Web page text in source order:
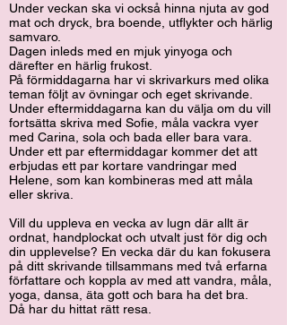
Under veckan ska vi också hinna njuta av god
mat och dryck, bra boende, utflykter och härlig
samvaro.
Dagen inleds med en mjuk yinyoga och
därefter en härlig frukost.
På förmiddagarna har vi skrivarkurs med olika
teman följt av övningar och eget skrivande.
Under eftermiddagarna kan du välja om du vill
fortsätta skriva med Sofie, måla vackra vyer
med Carina, sola och bada eller bara vara.
Under ett par eftermiddagar kommer det att
erbjudas ett par kortare vandringar med
Helene, som kan kombineras med att måla
eller skriva.
Vill du uppleva en vecka av lugn där allt är
ordnat, handplockat och utvalt just för dig och
din upplevelse? En vecka där du kan fokusera
på ditt skrivande tillsammans med två erfarna
författare och koppla av med att vandra, måla,
yoga, dansa, äta gott och bara ha det bra.
Då har du hittat rätt resa.